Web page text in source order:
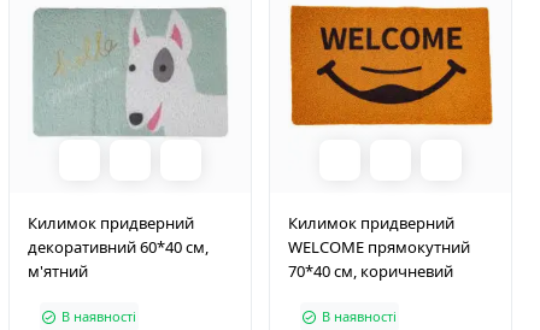
Килимок придверний
декоративний 60*40 см,
м'ятний
В наявності
Килимок придверний
WELCOME прямокутний
70*40 см, коричневий
В наявності